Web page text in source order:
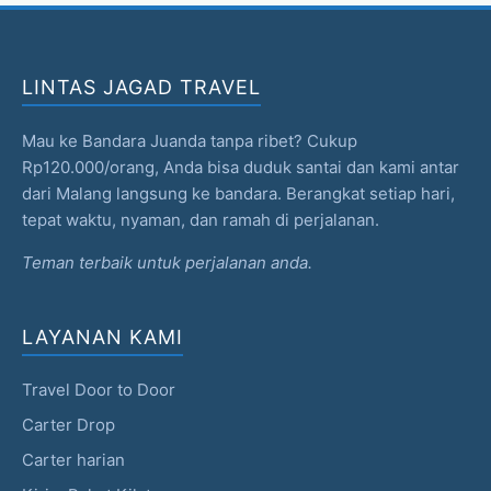
LINTAS JAGAD TRAVEL
Mau ke Bandara Juanda tanpa ribet? Cukup
Rp120.000/orang, Anda bisa duduk santai dan kami antar
dari Malang langsung ke bandara. Berangkat setiap hari,
tepat waktu, nyaman, dan ramah di perjalanan.
Teman terbaik untuk perjalanan anda.
LAYANAN KAMI
Travel Door to Door
Carter Drop
Carter harian